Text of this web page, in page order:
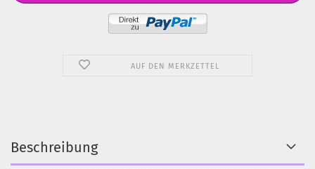
AUF DEN MERKZETTEL
Beschreibung